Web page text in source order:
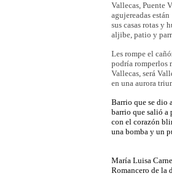
Vallecas, Puente
agujereadas están
sus casas rotas y
aljibe, patio y
Les rompe el
podría romperlos
Vallecas, será
en una aurora
Barrio que se dio
barrio que salió a
con el corazón
una bomba y un
María Luisa
Romancero de la